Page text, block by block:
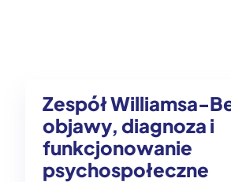
Zespół Williamsa-
objawy, diagnoza i
funkcjonowanie
psychospołeczne